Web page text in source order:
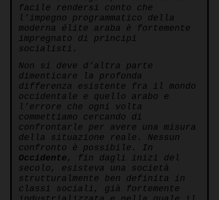
facile rendersi conto che
l’impegno programmatico della
moderna élite araba è fortemente
impregnato di principi
socialisti.
Non si deve d’altra parte
dimenticare la profonda
differenza esistente fra il mondo
occidentale e quello arabo e
l’errore che ogni volta
commettiamo cercando di
confrontarle per avere una misura
della situazione reale. Nessun
confronto è possibile. In
Occidente, fin dagli inizi del
secolo, esisteva una società
strutturalmente ben definita in
classi sociali, già fortemente